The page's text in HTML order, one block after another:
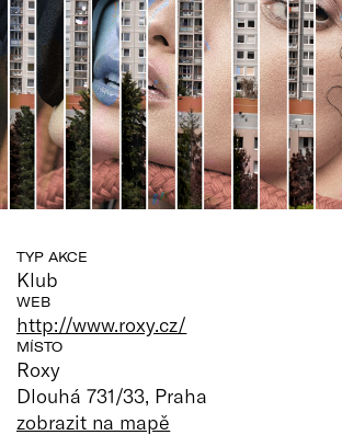
TYP AKCE
Klub
WEB
http://www.roxy.cz/
MÍSTO
Roxy
Dlouhá 731/33, Praha
zobrazit na mapě